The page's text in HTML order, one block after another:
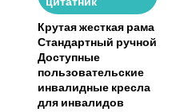
Крутая жесткая рама
Стандартный ручной
Доступные
пользовательские
инвалидные кресла
для инвалидов